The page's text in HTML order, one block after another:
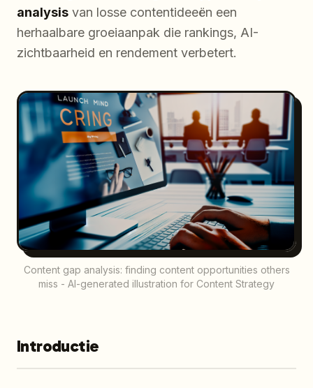
analysis van losse contentideeën een
herhaalbare groeiaanpak die rankings, AI-
zichtbaarheid en rendement verbetert.
Content gap analysis: finding content opportunities others
miss - AI-generated illustration for Content Strategy
Introductie